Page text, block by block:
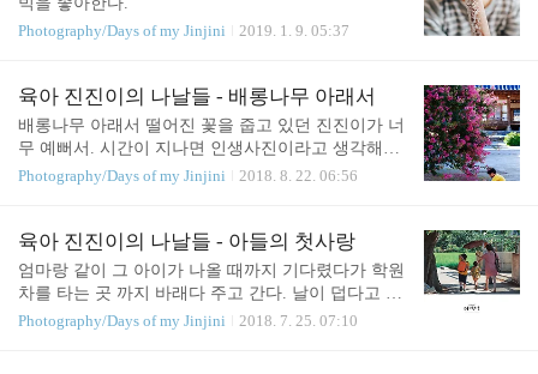
Photography/Days of my Jinjini
2019. 1. 9. 05:37
육아 진진이의 나날들 - 배롱나무 아래서
배롱나무 아래서 떨어진 꽃을 줍고 있던 진진이가 너
무 예뻐서. 시간이 지나면 인생사진이라고 생각해줄
까?
Photography/Days of my Jinjini 2018. 8. 22. 06:56
육아 진진이의 나날들 - 아들의 첫사랑
엄마랑 같이 그 아이가 나올 때까지 기다렸다가 학원
차를 타는 곳 까지 바래다 주고 간다. 날이 덥다고 핸
디 선풍기를 갖다 대주기도 하고 벌이 있으니까 조심
Photography/Days of my Jinjini 2018. 7. 25. 07:10